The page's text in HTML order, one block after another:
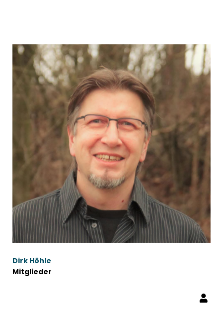
Dirk Höhle
Mitglieder